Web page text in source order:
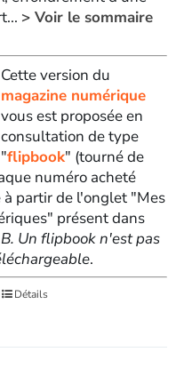
> Voir le sommaire
Cette version du
magazine numérique
vous est proposée en
consultation de type
"flipbook" (tourné de
numéro acheté
partir de l'onglet "Mes
présent dans
Un flipbook n'est pas
.
Détails